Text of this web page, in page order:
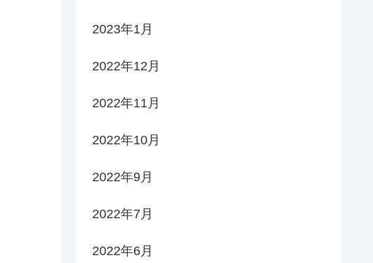
2023年1月
2022年12月
2022年11月
2022年10月
2022年9月
2022年7月
2022年6月